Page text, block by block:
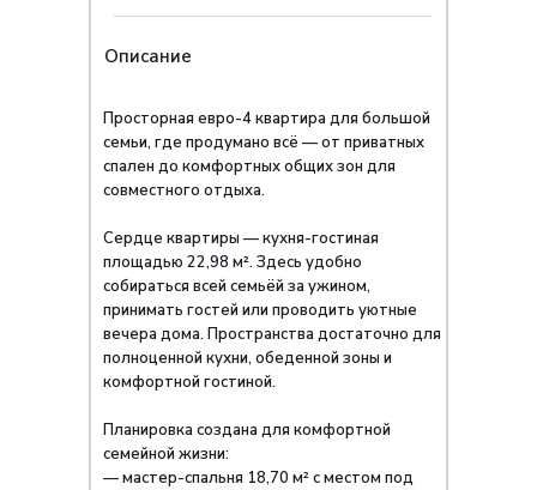
Описание
Просторная евро-4 квартира для большой
семьи, где продумано всё — от приватных
спален до комфортных общих зон для
совместного отдыха.
Сердце квартиры — кухня-гостиная
площадью 22,98 м². Здесь удобно
собираться всей семьёй за ужином,
принимать гостей или проводить уютные
вечера дома. Пространства достаточно для
полноценной кухни, обеденной зоны и
комфортной гостиной.
Планировка создана для комфортной
семейной жизни:
— мастер-спальня 18,70 м² с местом под